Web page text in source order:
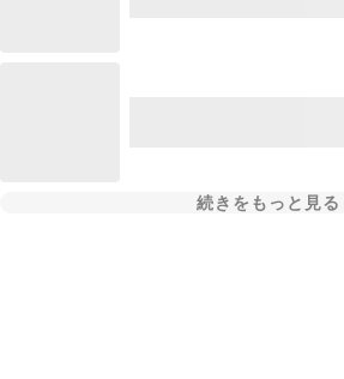
続きをもっと見る